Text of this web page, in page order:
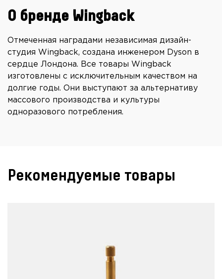
О бренде Wingback
Отмеченная наградами независимая дизайн-
студия Wingback, создана инженером Dyson в
сердце Лондона. Все товары Wingback
изготовлены с исключительным качеством на
долгие годы. Они выступают за альтернативу
массового производства и культуры
одноразового потребления.
Рекомендуемые товары